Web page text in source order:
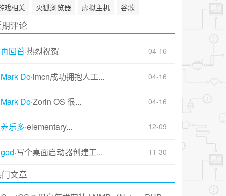
戏相关
火狐浏览器 虚拟主机 谷歌
评论
再回首·热烈祝贺 04-16
Mark Do·imcn成功拥抱人工... 04-16
Mark Do·Zorin OS 很... 04-16
养乐多·elementary... 12-09
god·写个桌面启动器创建工... 11-30
文章